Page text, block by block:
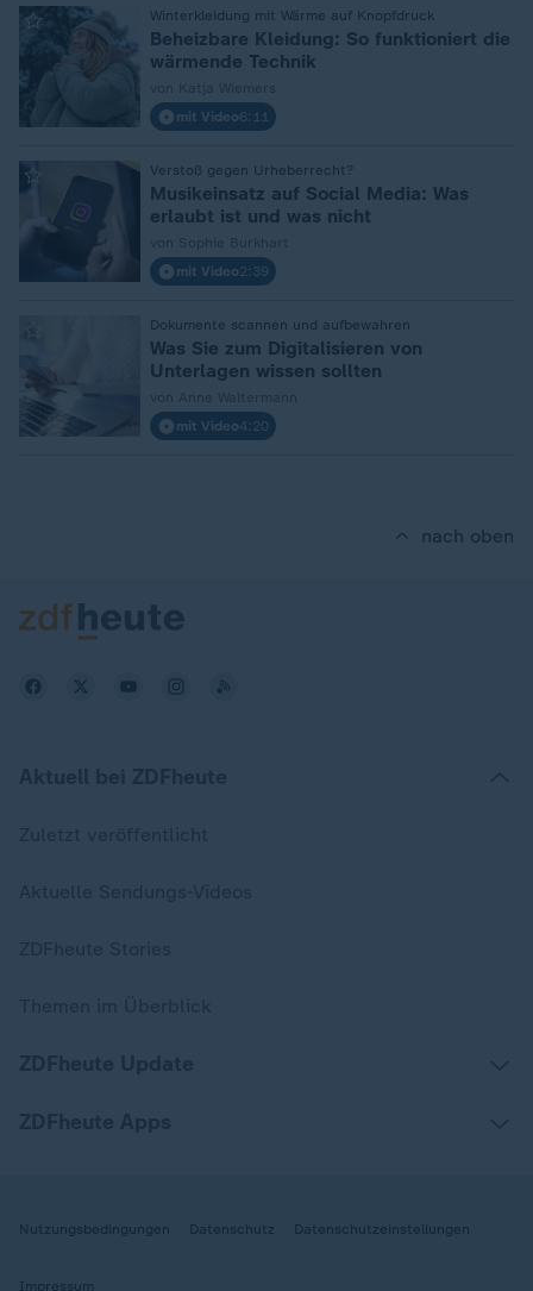
Winterkleidung mit Wärme auf Knopfdruck
:
Beheizbare Kleidung: So funktioniert die
wärmende Technik
mit Video6:11
Verstoß gegen Urheberrecht?
:
Musikeinsatz auf Social Media: Was
erlaubt ist und was nicht
mit Video2:39
Dokumente scannen und aufbewahren
Was Sie zum Digitalisieren von
Unterlagen wissen sollten
mit Video4:20
nach oben
Nutzungsbedingungen Datenschutz Datenschutzeinstellungen
Impressum